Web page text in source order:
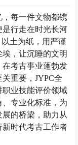
每一件文物都镌
行走在时光长河
土为纸，用严谨
，让沉睡的文明
考古事业蓬勃发
重要，JYPC全
职业技能评价领域
专业化标准，为
的桥梁，助力从
时代考古工作者